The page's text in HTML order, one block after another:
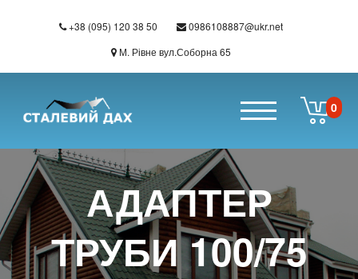
Перейти до основного вмісту
+38 (095) 120 38 50
0986108887@ukr.net
М. Рівне вул.Соборна 65
0
АДАПТЕР
ТРУБИ 100/75